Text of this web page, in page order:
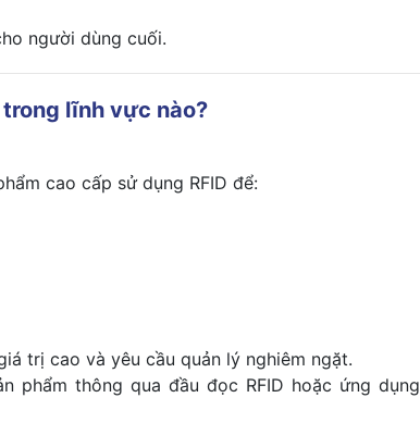
người dùng cuối.
lĩnh vực nào?
cao cấp sử dụng RFID để:
trị cao và yêu cầu quản lý nghiêm ngặt.
phẩm thông qua đầu đọc RFID hoặc ứng dụng